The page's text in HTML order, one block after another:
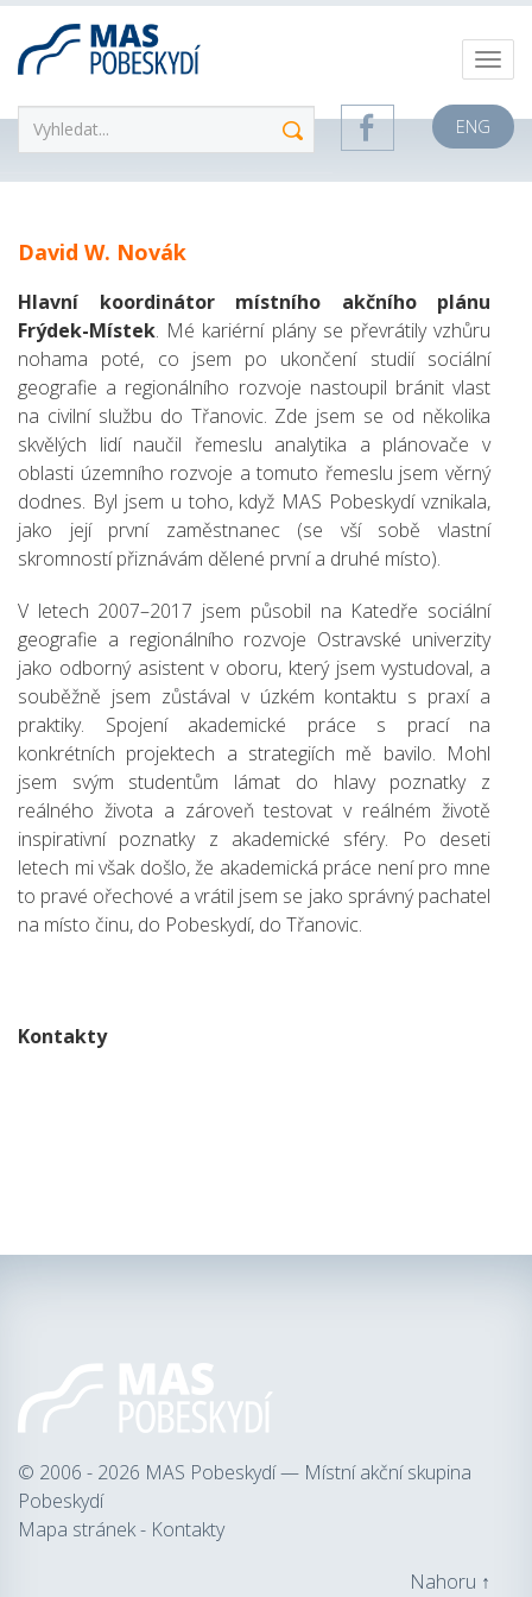
ENG
David W. Novák
Hlavní koordinátor místního akčního plánu
Frýdek-Místek. Mé kariérní plány se převrátily vzhůru
nohama poté, co jsem po ukončení studií sociální
geografie a regionálního rozvoje nastoupil bránit vlast
na civilní službu do Třanovic. Zde jsem se od několika
skvělých lidí naučil řemeslu analytika a plánovače v
oblasti územního rozvoje a tomuto řemeslu jsem věrný
dodnes. Byl jsem u toho, když MAS Pobeskydí vznikala,
jako její první zaměstnanec (se vší sobě vlastní
skromností přiznávám dělené první a druhé místo).
V letech 2007–2017 jsem působil na Katedře sociální
geografie a regionálního rozvoje Ostravské univerzity
jako odborný asistent v oboru, který jsem vystudoval, a
souběžně jsem zůstával v úzkém kontaktu s praxí a
praktiky. Spojení akademické práce s prací na
konkrétních projektech a strategiích mě bavilo. Mohl
jsem svým studentům lámat do hlavy poznatky z
reálného života a zároveň testovat v reálném životě
inspirativní poznatky z akademické sféry. Po deseti
letech mi však došlo, že akademická práce není pro mne
to pravé ořechové a vrátil jsem se jako správný pachatel
na místo činu, do Pobeskydí, do Třanovic.
Kontakty
© 2006 - 2026 MAS Pobeskydí — Místní akční skupina
Pobeskydí
Mapa stránek- Kontakty
Nahoru ↑